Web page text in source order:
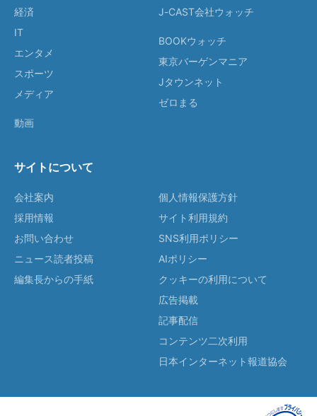
経済
IT
エンタメ
スポーツ
メディア
動画
J-CAST会社ウォッチ
BOOKウォッチ
東京バーゲンマニア
Jタウンネット
ゼロまる
サイトについて
会社案内
採用情報
お問い合わせ
ニュース読者投稿
編集長からの手紙
個人情報保護方針
サイト利用規約
SNS利用ポリシー
AIポリシー
クッキーの利用について
広告掲載
記事配信
コンテンツ二次利用
日本インターネット報道協会